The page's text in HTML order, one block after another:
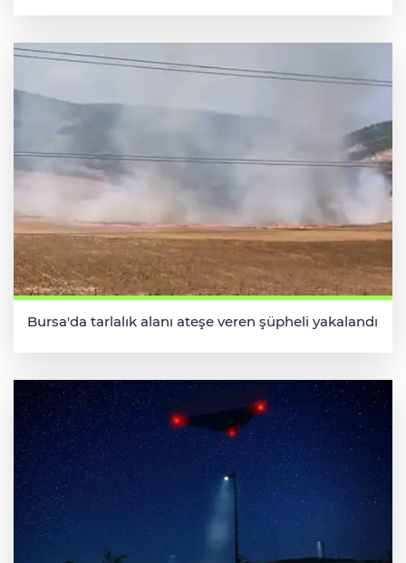
Bursa'da tarlalık alanı ateşe veren şüpheli yakalandı